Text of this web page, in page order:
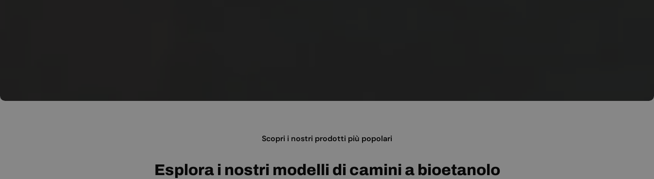
Scopri i nostri prodotti più popolari
Esplora i nostri modelli di camini a bioetanolo